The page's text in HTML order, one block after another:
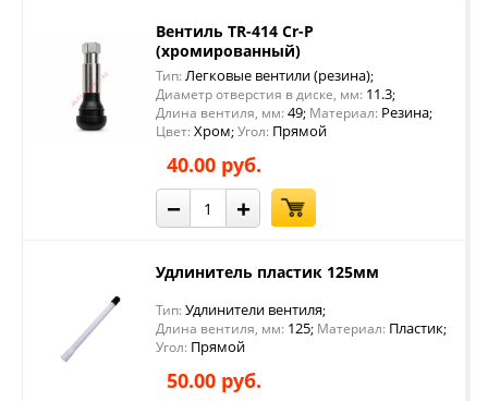
Вентиль TR-414 Cr-P
(хромированный)
Тип: Легковые вентили (резина);
Диаметр отверстия в диске, мм: 11.3;
Длина вентиля, мм: 49; Материал: Резина;
Цвет: Хром;Угол: Прямой
40.00 руб.
− +
Удлинитель пластик 125мм
Тип: Удлинители вентиля;
Длина вентиля, мм: 125; Материал: Пластик;
Угол: Прямой
50.00 руб.